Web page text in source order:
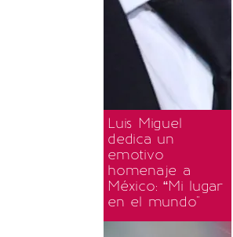
Luis Miguel
dedica un
emotivo
homenaje a
México: “Mi lugar
en el mundo"